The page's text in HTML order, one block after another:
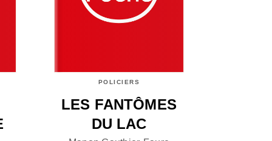
POLICIERS
LES FANTÔMES
DU LAC